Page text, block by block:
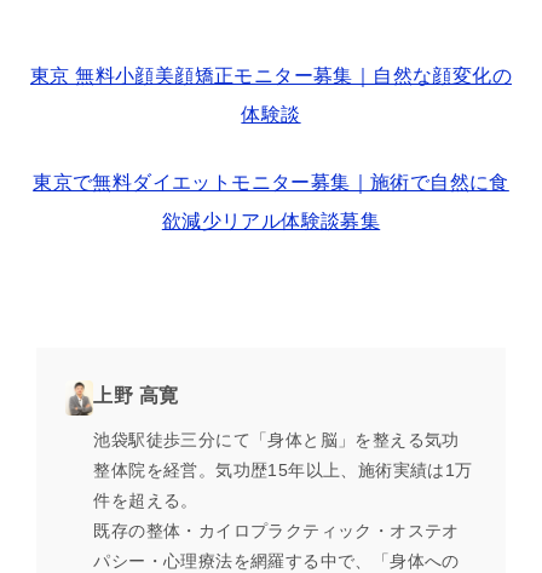
東京 無料小顔美顔矯正モニター募集｜自然な顔変化の
体験談
東京で無料ダイエットモニター募集｜施術で自然に食
欲減少リアル体験談募集
上野 高寛
池袋駅徒歩三分にて「身体と脳」を整える気功
整体院を経営。気功歴15年以上、施術実績は1万
件を超える。
既存の整体・カイロプラクティック・オステオ
パシー・心理療法を網羅する中で、「身体への